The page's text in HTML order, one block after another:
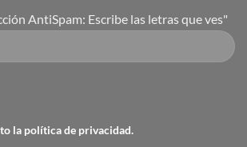
AntiSpam: Escribe las letras que ves"
la política de privacidad.